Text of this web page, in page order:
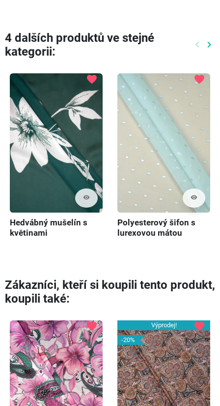
4 dalších produktů ve stejné
kategorii:
keyboard_arrow_left keyboard_arrow_right
visibility
favorite
Hedvábný mušelín s
květinami
visibility
favorite
Polyesterový šifon s
lurexovou mátou
Zákazníci, kteří si koupili tento produkt,
koupili také:
favorite
Výprodej!
-20%
favorite